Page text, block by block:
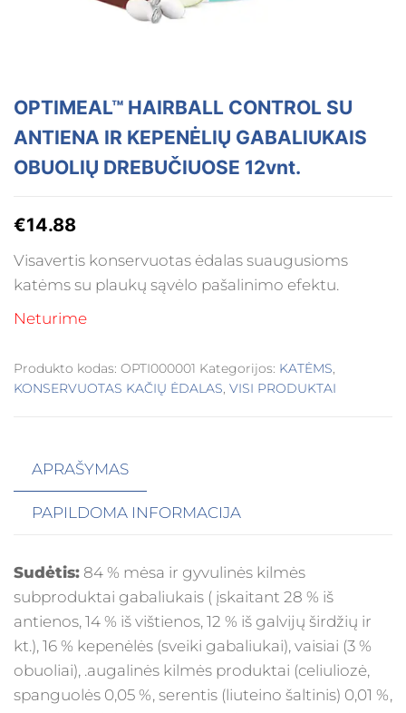
OPTIMEAL™ HAIRBALL CONTROL SU
ANTIENA IR KEPENĖLIŲ GABALIUKAIS
OBUOLIŲ DREBUČIUOSE 12vnt.
€14.88
Visavertis konservuotas ėdalas suaugusioms
katėms su plaukų sąvėlo pašalinimo efektu.
Neturime
Produkto kodas: OPTI000001 Kategorijos: KATĖMS,
KONSERVUOTAS KAČIŲ ĖDALAS, VISI PRODUKTAI
APRAŠYMAS
PAPILDOMA INFORMACIJA
Sudėtis: 84 % mėsa ir gyvulinės kilmės
subproduktai gabaliukais ( įskaitant 28 % iš
antienos, 14 % iš vištienos, 12 % iš galvijų širdžių ir
kt.), 16 % kepenėlės (sveiki gabaliukai), vaisiai (3 %
obuoliai), .augalinės kilmės produktai (celiuliozė,
spanguolės 0,05 %, serentis (liuteino šaltinis) 0,01 %,